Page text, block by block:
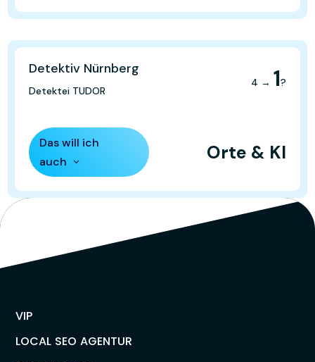
Detektiv Nürnberg
Detektei TUDOR
4 → 1?
Das will ich
auch
Orte & KI
VIP
LOCAL SEO AGENTUR